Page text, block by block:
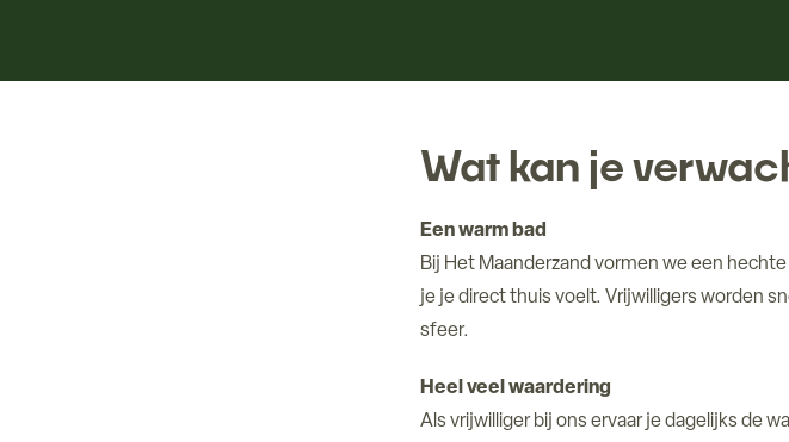
Wat kan je
Een warm bad
Bij Het Maanderzand vormen we een
je je direct thuis voelt. Vrijwilligers worden
sfeer.
Heel veel waardering
Als vrijwilliger bij ons ervaar je dagelijks de